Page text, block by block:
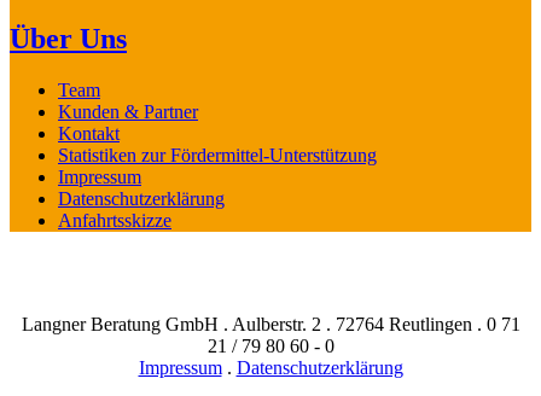
Über Uns
Team
Kunden & Partner
Kontakt
Statistiken zur Fördermittel-Unterstützung
Impressum
Datenschutzerklärung
Anfahrtsskizze
Langner Beratung GmbH . Aulberstr. 2 . 72764 Reutlingen . 0 71
21 / 79 80 60 - 0
Impressum. Datenschutzerklärung